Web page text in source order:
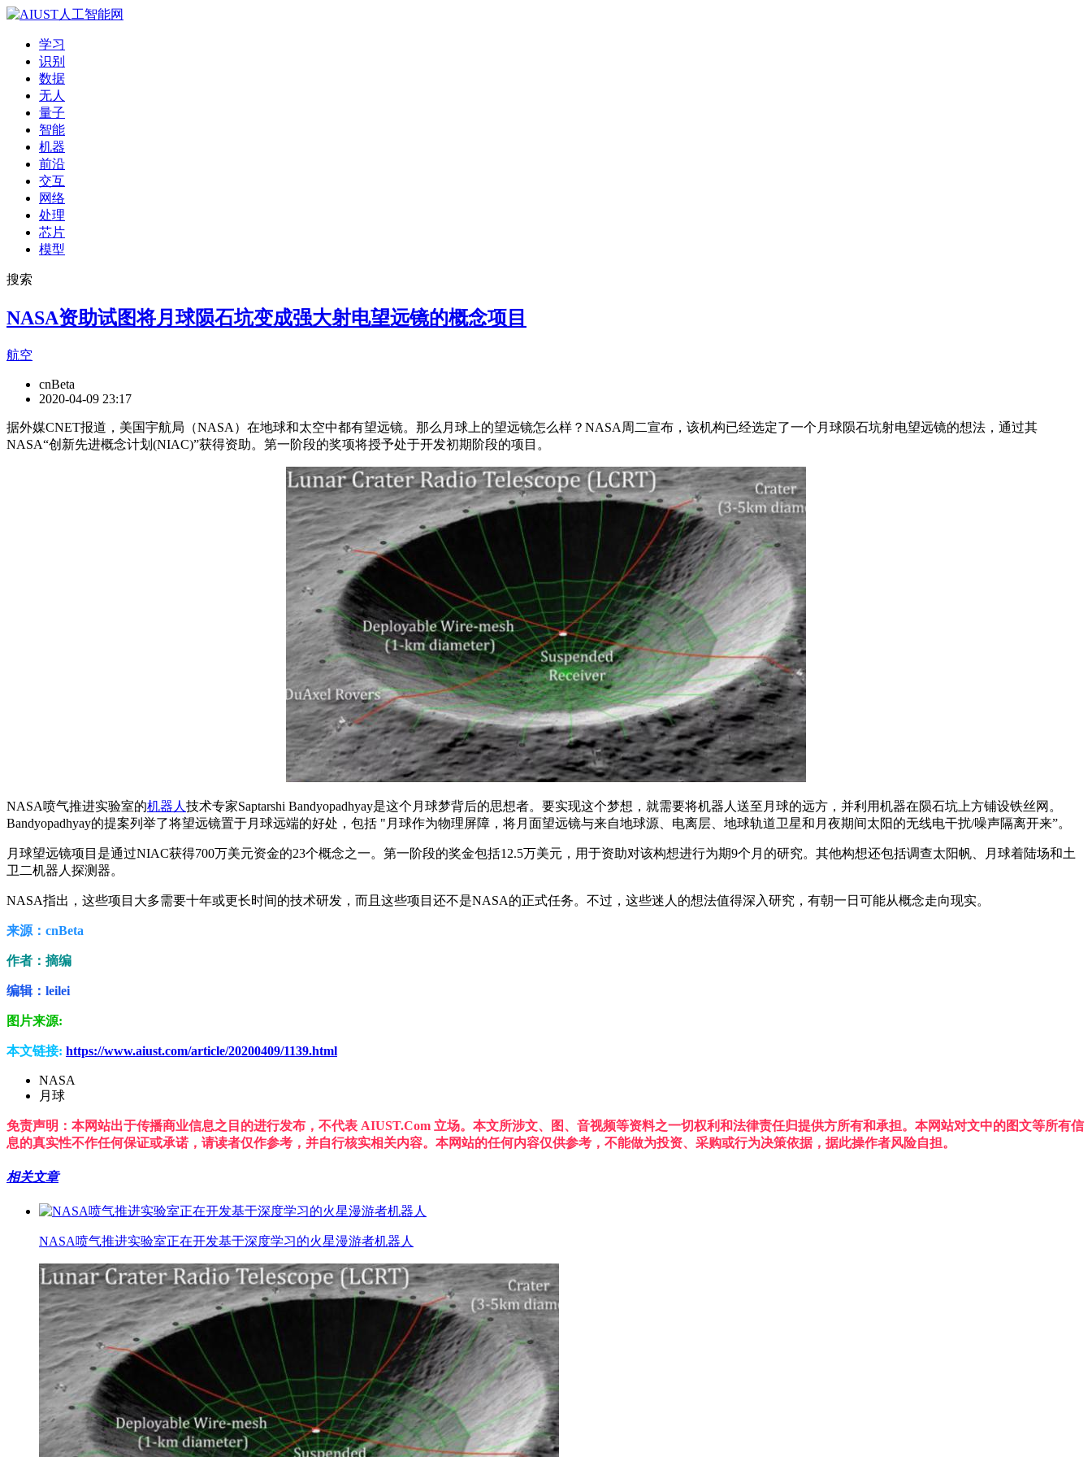
学习
识别
数据
无人
量子
智能
机器
前沿
交互
网络
处理
芯片
模型
搜索
NASA资助试图将月球陨石坑变成强大射电望远镜的概念项目
航空
cnBeta
2020-04-09 23:17
据外媒CNET报道，美国宇航局（NASA）在地球和太空中都有望远镜。那么月球上的望远镜怎么样？NASA周二宣布，该机构已经选定了一个月球陨石坑射电望远镜的想法，通过其
NASA“创新先进概念计划(NIAC)”获得资助。第一阶段的奖项将授予处于开发初期阶段的项目。
NASA喷气推进实验室的机器人 技术专家Saptarshi Bandyopadhyay是这个月球梦背后的思想者。要实现这个梦想，就需要将机器人送至月球的远方，并利用机器在陨石坑上方铺设铁丝网。
Bandyopadhyay的提案列举了将望远镜置于月球远端的好处，包括 "月球作为物理屏障，将月面望远镜与来自地球源、电离层、地球轨道卫星和月夜期间太阳的无线电干扰/噪声隔离开来”。
月球望远镜项目是通过NIAC获得700万美元资金的23个概念之一。第一阶段的奖金包括12.5万美元，用于资助对该构想进行为期9个月的研究。其他构想还包括调查太阳帆、月球着陆场和土
卫二机器人探测器。
NASA指出，这些项目大多需要十年或更长时间的技术研发，而且这些项目还不是NASA的正式任务。不过，这些迷人的想法值得深入研究，有朝一日可能从概念走向现实。
来源：cnBeta
作者：摘编
编辑：leilei
图片来源:
本文链接: https://www.aiust.com/article/20200409/1139.html
NASA
月球
免责声明：本网站出于传播商业信息之目的进行发布，不代表 AIUST.Com 立场。本文所涉文、图、音视频等资料之一切权利和法律责任归提供方所有和承担。本网站对文中的图文等所有信
息的真实性不作任何保证或承诺，请读者仅作参考，并自行核实相关内容。本网站的任何内容仅供参考，不能做为投资、采购或行为决策依据，据此操作者风险自担。
相关文章
NASA喷气推进实验室正在开发基于深度学习的火星漫游者机器人